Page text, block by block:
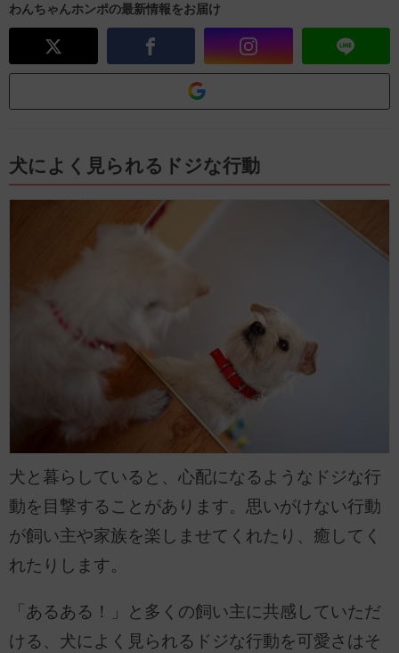
わんちゃんホンポの最新情報をお届け
犬によく見られるドジな行動
犬と暮らしていると、心配になるようなドジな行
動を目撃することがあります。思いがけない行動
が飼い主や家族を楽しませてくれたり、癒してく
れたりします。
「あるある！」と多くの飼い主に共感していただ
ける、犬によく見られるドジな行動を可愛さはそ